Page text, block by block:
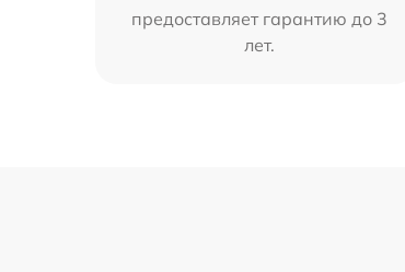
предоставляет гарантию до 3
лет.